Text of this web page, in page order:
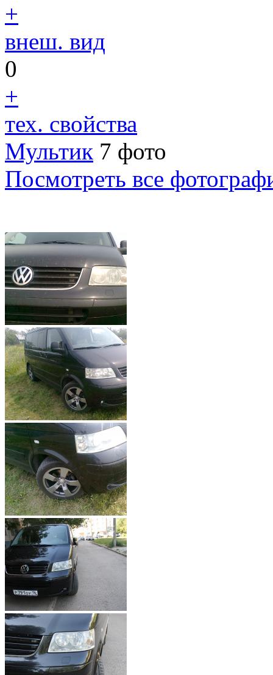
+
внеш. вид
0
+
тех. свойства
Мультик 7 фото
Посмотреть все